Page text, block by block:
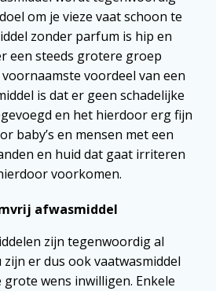
om je vieze vaat schoon te
zonder parfum is hip en
een steeds grotere groep
voordeel van een
is dat er geen schadelijke
en het hierdoor erg fijn
baby’s en mensen met een
en huid dat gaat irriteren
voorkomen.
afwasmiddel
zijn tegenwoordig al
er dus ook vaatwasmiddel
grote wens inwilligen. Enkele